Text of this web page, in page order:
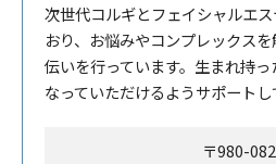
次世代コルギとフェイシャルエ
おり、お悩みやコンプレックス
伝いを行っています。生まれ持
なっていただけるようサポートし
〒980-